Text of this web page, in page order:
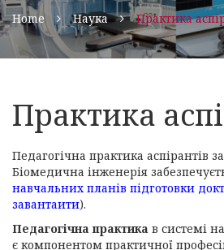
Home Наука Практика
Практика
Педагогічна практика аспірантів
Біомедична інженерія
навчальних планів підготовки
завантаити).
Педагогічна практика в системі
є компонентом практичної